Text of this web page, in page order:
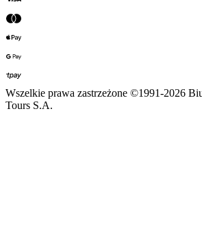
Wszelkie prawa zastrzeżone ©1991-2026
Tours S.A.